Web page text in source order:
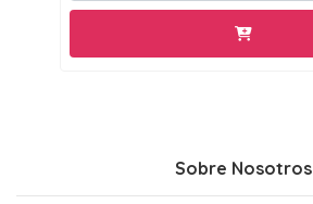
Sobre Nosotros